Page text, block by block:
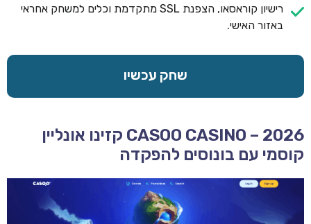
רישיון קוראסאו, הצפנת SSL מתקדמת וכלים למשחק אחראי
באזור האישי.
שחק עכשיו
CASOO CASINO – 2026 קזינו אונליין
קוסמי עם בונוסים להפקדה